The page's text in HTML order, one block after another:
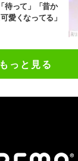
待って」「昔か
愛くなってる」
もっと見る